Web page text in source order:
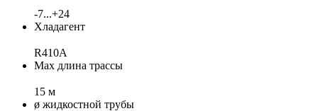
-7...+24
Хладагент
R410A
Max длина трассы
15 м
ø жидкостной трубы